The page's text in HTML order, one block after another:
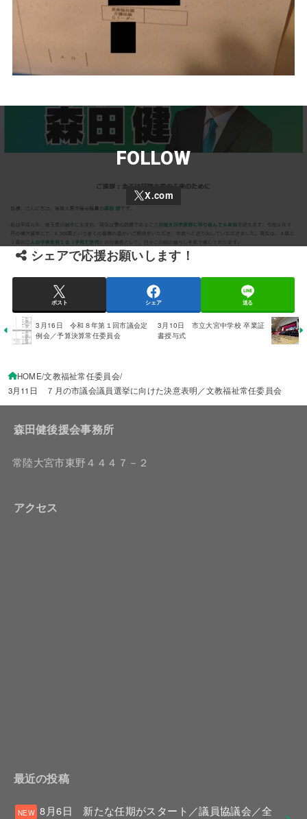
FOLLOW
シェアで応援お願いします！
ポスト シェア 送る
3月16日 令和８年第１回市議会定
例会／予算決算常任委員会
3月10日 市立大宮中学校 卒業証
書授与式
HOME 文教福祉常任委員会
3月11日 ７月の市議会議員選挙に向けた決意表明／文教福祉常任委員会
森田健後援会事務所
常陸大宮市東野４４４７－２
アクセス
最近の投稿
8月6日 新たな任期がスタート／議員協議会／全